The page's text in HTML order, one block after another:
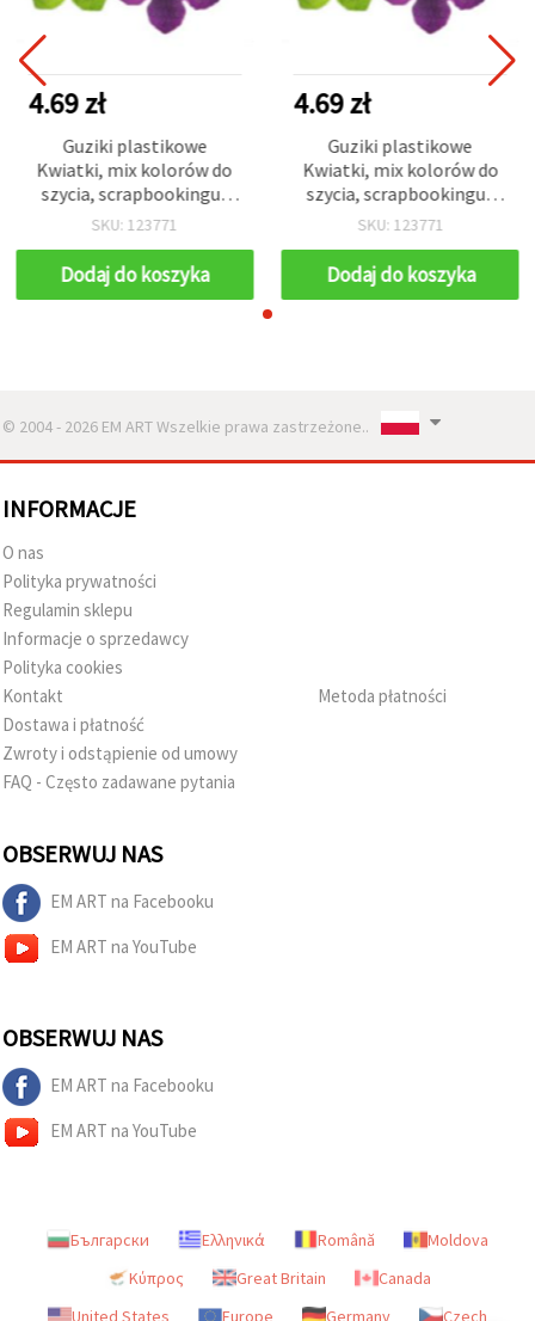
4.69 zł
Guziki plastikowe
Kwiatki, mix kolorów do
szycia, scrapbookingu i
rękodzieła DIY, 38×7 mm –
SKU: 123771
Dodaj do koszyka
4.69 zł
Guziki plastikowe
Kwiatki, mix kolorów do
szycia, scrapbookingu i
rękodzieła DIY, 38×7 mm –
SKU: 123771
Dodaj do koszyka
© 2004 - 2026 EM ART Wszelkie prawa zastrzeżone..
INFORMACJE
O nas
Polityka prywatności
Regulamin sklepu
Informacje o sprzedawcy
Polityka cookies
Kontakt
Dostawa i płatność
Zwroty i odstąpienie od umowy
FAQ - Często zadawane pytania
Metoda płatności
OBSERWUJ NAS
EM ART na Facebooku
EM ART na YouTube
OBSERWUJ NAS
EM ART na Facebooku
EM ART na YouTube
Български Ελληνικά Română
Moldova
Κύπρος
Great Britain
Canada
United States
Europe Germany Czech